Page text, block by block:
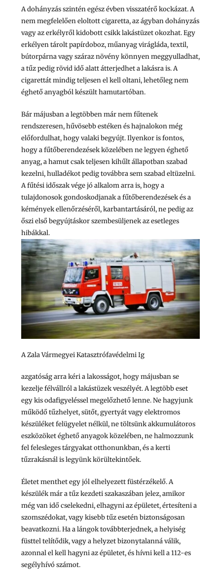
A dohányzás szintén egész évben visszatérő kockázat. A
nem megfelelően eloltott cigaretta, az ágyban dohányzás
vagy az erkélyről kidobott csikk lakástüzet okozhat. Egy
erkélyen tárolt papírdoboz, műanyag virágláda, textil,
bútorpárna vagy száraz növény könnyen meggyulladhat,
a tűz pedig rövid idő alatt átterjedhet a lakásra is. A
cigarettát mindig teljesen el kell oltani, lehetőleg nem
éghető anyagból készült hamutartóban.
Bár májusban a legtöbben már nem fűtenek
rendszeresen, hűvösebb estéken és hajnalokon még
előfordulhat, hogy valaki begyújt. Ilyenkor is fontos,
hogy a fűtőberendezések közelében ne legyen éghető
anyag, a hamut csak teljesen kihűlt állapotban szabad
kezelni, hulladékot pedig továbbra sem szabad eltüzelni.
A fűtési időszak vége jó alkalom arra is, hogy a
tulajdonosok gondoskodjanak a fűtőberendezések és a
kémények ellenőrzéséről, karbantartásáról, ne pedig az
őszi első begyújtáskor szembesüljenek az esetleges
hibákkal.
A Zala Vármegyei Katasztrófavédelmi Ig
azgatóság arra kéri a lakosságot, hogy májusban se
kezelje félvállról a lakástüzek veszélyét. A legtöbb eset
egy kis odafigyeléssel megelőzhető lenne. Ne hagyjunk
működő tűzhelyet, sütőt, gyertyát vagy elektromos
készüléket felügyelet nélkül, ne töltsünk akkumulátoros
eszközöket éghető anyagok közelében, ne halmozzunk
fel felesleges tárgyakat otthonunkban, és a kerti
tűzrakásnál is legyünk körültekintőek.
Életet menthet egy jól elhelyezett füstérzékelő. A
készülék már a tűz kezdeti szakaszában jelez, amikor
még van idő cselekedni, elhagyni az épületet, értesíteni a
szomszédokat, vagy kisebb tűz esetén biztonságosan
beavatkozni. Ha a lángok továbbterjednek, a helyiség
füsttel telítődik, vagy a helyzet bizonytalanná válik,
azonnal el kell hagyni az épületet, és hívni kell a 112-es
segélyhívó számot.